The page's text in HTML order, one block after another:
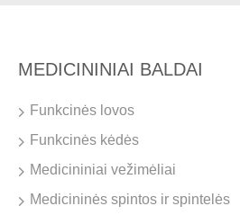
MEDICININIAI BALDAI
Funkcinės lovos
Funkcinės kėdės
Medicininiai vežimėliai
Medicininės spintos ir spintelės